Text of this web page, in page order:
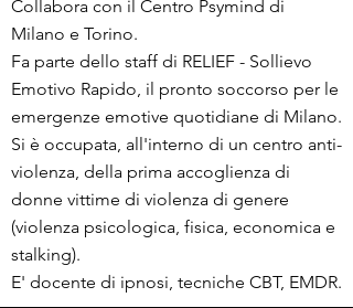
Collabora con il Centro Psymind di
Milano e Torino.
Fa parte dello staff di RELIEF - Sollievo
Emotivo Rapido, il pronto soccorso per le
emergenze emotive quotidiane di Milano.
Si è occupata, all'interno di un centro anti-
violenza, della prima accoglienza di
donne vittime di violenza di genere
(violenza psicologica, fisica, economica e
stalking).
E' docente di ipnosi, tecniche CBT, EMDR.